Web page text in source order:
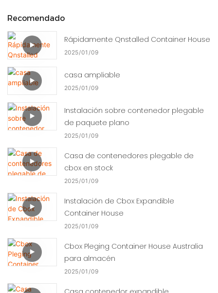
Recomendado
Rápidamente Qnstalled Container House
2025 01 09
casa ampliable
2025 01 09
Instalación sobre contenedor plegable
de paquete plano
2025 01 09
Casa de contenedores plegable de
cbox en stock
2025 01 09
Instalación de Cbox Expandible
Container House
2025 01 09
Cbox Pleging Container House Australia
para almacén
2025 01 09